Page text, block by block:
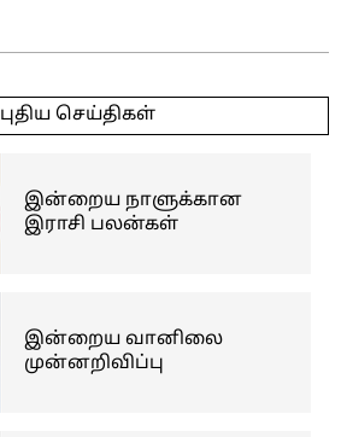
புதிய செய்திகள்
இன்றைய நாளுக்கான
இராசி பலன்கள்
இன்றைய வானிலை
முன்னறிவிப்பு